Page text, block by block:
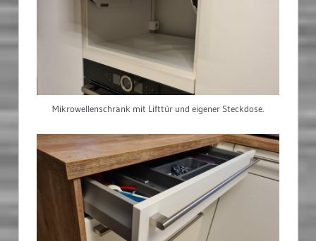
Mikrowellenschrank mit Lifttür und eigener Steckdose.